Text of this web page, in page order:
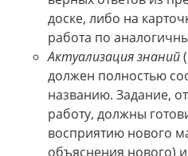
доске, либо на
работа по
Актуализация знаний
должен полностью
названию. Задание,
работу, должны
восприятию нового
объяснения нового)